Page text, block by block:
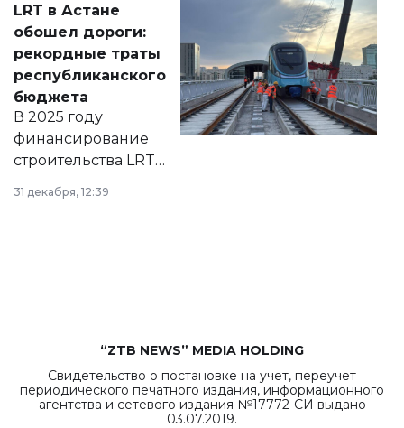
документ
появился в базе
нормативных
правовых актов и
на сайте маслихат
города.
LRT в Астане
обошел дороги:
рекордные траты
республиканского
бюджета
В 2025 году
финансирование
строительства LRT
республиканского
31 декабря, 12:39
“ZTB NEWS” MEDIA HOLDING
Свидетельство о постановке на учет, переучет
периодического печатного издания, информационного
агентства и сетевого издания №17772-СИ выдано
03.07.2019.